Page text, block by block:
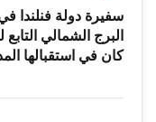
سفيرة دولة فنلندا
البرج الشمالي
كان في استقبالها